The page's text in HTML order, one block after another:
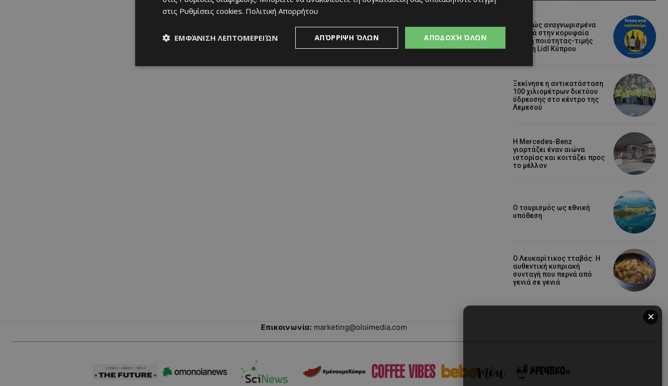
Διεθνώς αναγνωρισμένα
κρασιά στην κορυφαία
σχέση ποιότητας-τιμής
από τη Lidl Κύπρου
Ξεκίνησε η αντικατάσταση
100 χιλιομέτρων δικτύου
ύδρευσης στο κέντρο της
Λεμεσού
Η Mercedes-Benz
γιορτάζει έναν αιώνα
ιστορίας και κοιτάζει προς
το μέλλον
Ο τουρισμός ως εθνική
υπόθεση
Ο Λευκαρίτικος τταβάς: Η
αυθεντική κυπριακή
συνταγή που περνά από
γενιά σε γενιά
Επικοινωνία: marketing@oloimedia.com
✕
στις Ρυθμίσεις cookies. Πολιτική Απορρήτου
ΑΠΟΔΟΧΉ ΌΛΩΝ
ΑΠΌΡΡΙΨΗ ΌΛΩΝ
ΕΜΦΆΝΙΣΗ ΛΕΠΤΟΜΕΡΕΙΏΝ